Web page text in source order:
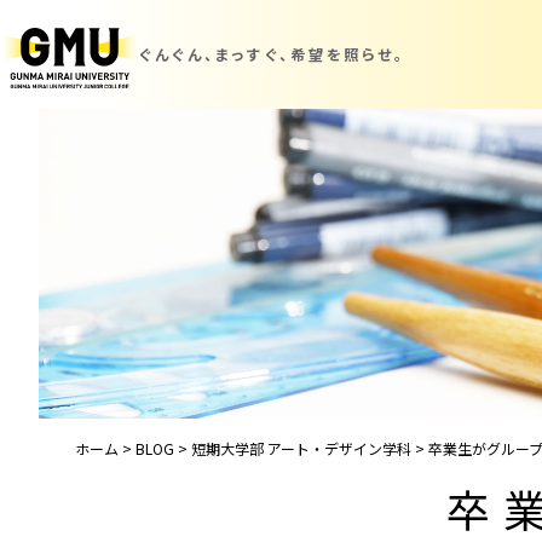
ぐんぐん、まっすぐ、 希望を照らせ。
ホーム > BLOG > 短期大学部 アート・デザイン学科 > 卒業生がグルー
卒